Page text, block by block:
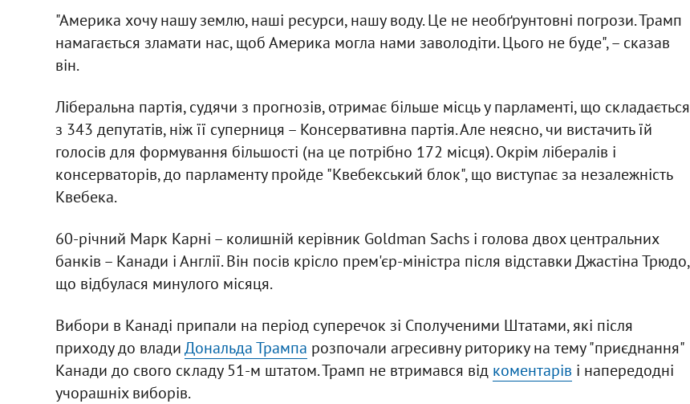
"Америка хочу нашу землю, наші ресурси, нашу воду. Це не необґрунтовні погрози. Трамп
намагається зламати нас, щоб Америка могла нами заволодіти. Цього не буде", – сказав
він.
Ліберальна партія, судячи з прогнозів, отримає більше місць у парламенті, що складається
з 343 депутатів, ніж її суперниця – Консервативна партія. Але неясно, чи вистачить їй
голосів для формування більшості (на це потрібно 172 місця). Окрім лібералів і
консерваторів, до парламенту пройде "Квебекський блок", що виступає за незалежність
Квебека.
60-річний Марк Карні – колишній керівник Goldman Sachs і голова двох центральних
банків – Канади і Англії. Він посів крісло прем'єр-міністра після відставки Джастіна Трюдо,
що відбулася минулого місяця.
Вибори в Канаді припали на період суперечок зі Сполученими Штатами, які після
приходу до владиДональда Трампа розпочали агресивну риторику на тему "приєднання"
Канади до свого складу 51-м штатом. Трамп не втримався від коментарів і напередодні
учорашніх виборів.